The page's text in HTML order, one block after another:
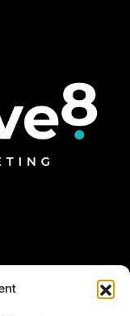
sociaux